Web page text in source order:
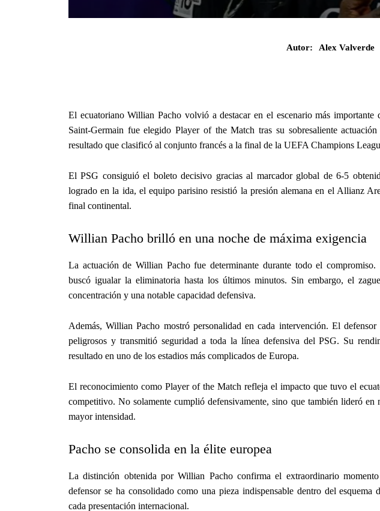
Autor: Alex Valverde
El ecuatoriano Willian Pacho volvió a destacar en el escenario más
Saint-Germain fue elegido Player of the Match tras su sobresaliente
resultado que clasificó al conjunto francés a la final de la UEFA Champions
El PSG consiguió el boleto decisivo gracias al marcador global de 6-5
logrado en la ida, el equipo parisino resistió la presión alemana en el Allianz
final continental.
Willian Pacho brilló en una noche de máxima exigencia
La actuación de Willian Pacho fue determinante durante todo el
buscó igualar la eliminatoria hasta los últimos minutos. Sin embargo, el
concentración y una notable capacidad defensiva.
Además, Willian Pacho mostró personalidad en cada intervención. El
peligrosos y transmitió seguridad a toda la línea defensiva del PSG. Su
resultado en uno de los estadios más complicados de Europa.
El reconocimiento como Player of the Match refleja el impacto que tuvo el
competitivo. No solamente cumplió defensivamente, sino que también lideró en
mayor intensidad.
Pacho se consolida en la élite europea
La distinción obtenida por Willian Pacho confirma el extraordinario
defensor se ha consolidado como una pieza indispensable dentro del
cada presentación internacional.